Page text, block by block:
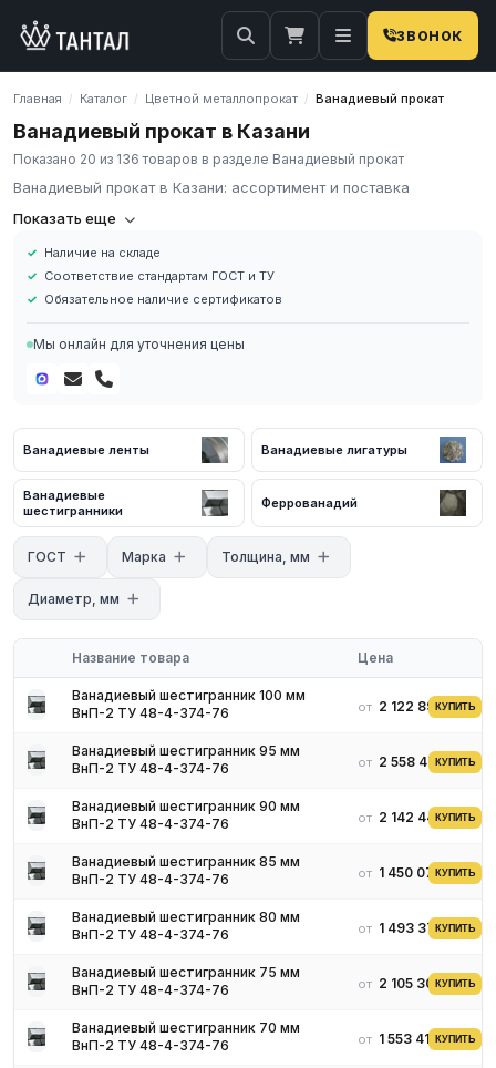
ЗВОНОК
Главная / Каталог / Цветной металлопрокат / Ванадиевый прокат
Ванадиевый прокат в Казани
Показано 20 из 136 товаров в разделе Ванадиевый прокат
Ванадиевый прокат в Казани: ассортимент и поставка
Компания «Тантал» предлагает Ванадиевый прокат в России.
металлопроката и промышленных материалов по всей России.
В нашем каталоге представлен широкий ассортимент
Ванадиевый прокат различных марок, размеров и типов. Все
сертификаты качества.
Наличие на складе в России
Обязательное наличие сертификатов
Доставка по региону
Для получения актуальных цен и наличия на складе свяжитесь
с нашими менеджерами. Мы предложим оптимальные условия
поставки и доставки.
Показать еще
Наличие на складе
Соответствие стандартам ГОСТ и ТУ
Обязательное наличие сертификатов
Мы онлайн для уточнения цены
Ванадиевые ленты Ванадиевые лигатуры
Ванадиевые
шестигранники
Феррованадий
ГОСТ Марка Толщина, мм
Диаметр, мм
Название товара Цена
Ванадиевый шестигранник 100 мм
ВнП-2 ТУ 48-4-374-76
от 2 122 897 ₽КУПИТЬ
Ванадиевый шестигранник 95 мм
ВнП-2 ТУ 48-4-374-76
от 2 558 472 ₽КУПИТЬ
Ванадиевый шестигранник 90 мм
ВнП-2 ТУ 48-4-374-76
от 2 142 441 ₽КУПИТЬ
Ванадиевый шестигранник 85 мм
ВнП-2 ТУ 48-4-374-76
от 1 450 070 ₽КУПИТЬ
Ванадиевый шестигранник 80 мм
ВнП-2 ТУ 48-4-374-76
от 1 493 372 ₽КУПИТЬ
Ванадиевый шестигранник 75 мм
ВнП-2 ТУ 48-4-374-76
от 2 105 301 ₽КУПИТЬ
Ванадиевый шестигранник 70 мм
ВнП-2 ТУ 48-4-374-76
от 1 553 410 ₽КУПИТЬ